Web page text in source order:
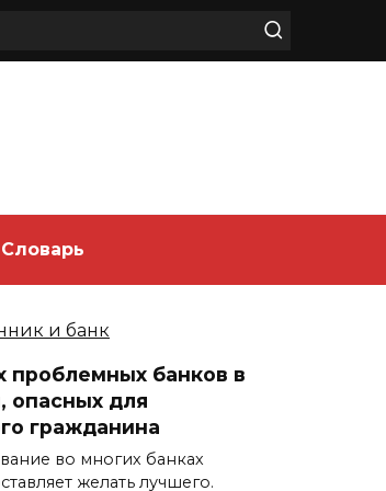
Словарь
проблемных банков в
опасных для
гражданина
во многих банках
желать лучшего.